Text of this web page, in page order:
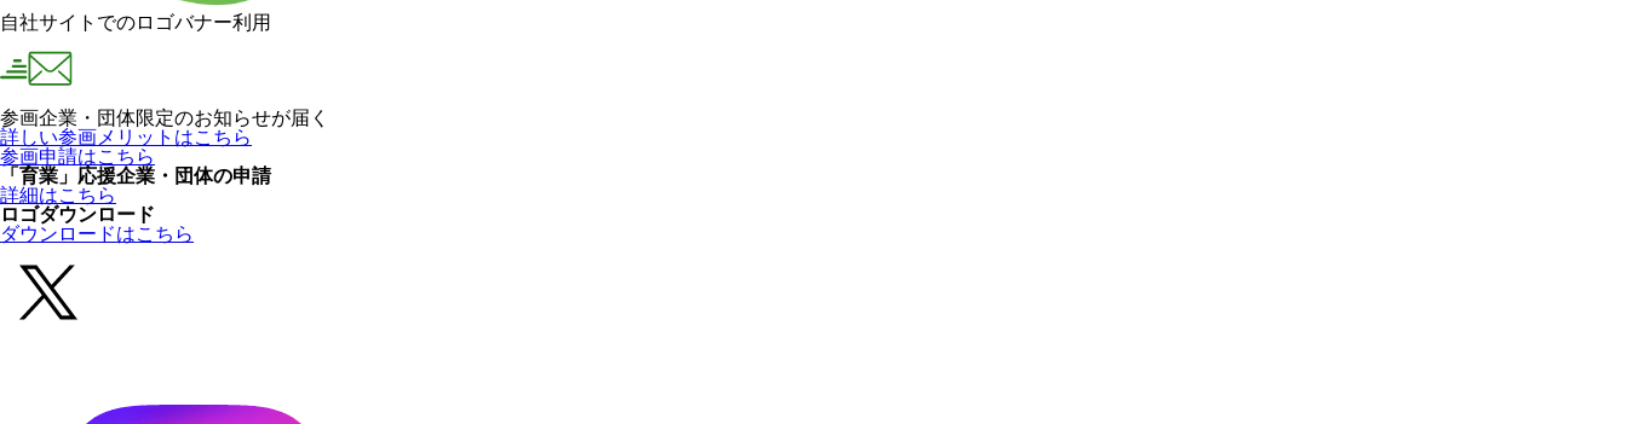
自社サイトでのロゴバナー利用
参画企業・団体限定のお知らせが届く
詳しい参画メリットはこちら
参画申請はこちら
「育業」応援企業・団体の申請
詳細はこちら
ロゴダウンロード
ダウンロードはこちら